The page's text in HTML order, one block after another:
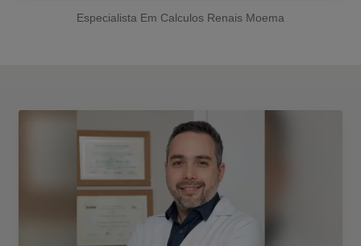
Especialista Em Calculos Renais Moema